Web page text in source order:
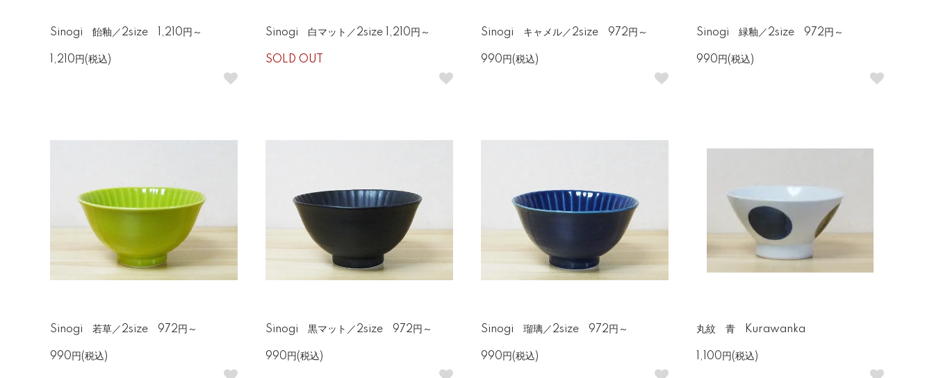
Sinogi 飴釉／2size 1,210円～
1,210円(税込)
Sinogi 白マット／2size 1,210円～
SOLD OUT
Sinogi キャメル／2size 972円～
990円(税込)
Sinogi 緑釉／2size 972円～
990円(税込)
Sinogi 若草／2size 972円～
990円(税込)
Sinogi 黒マット／2size 972円～
990円(税込)
Sinogi 瑠璃／2size 972円～
990円(税込)
丸紋 青 Kurawanka
1,100円(税込)